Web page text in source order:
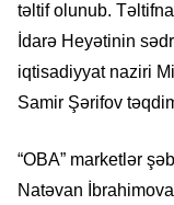
təltif olunub.
İdarə Heyətinin
iqtisadiyyat naziri
Samir Şərifov
“OBA” marketlər
Natəvan